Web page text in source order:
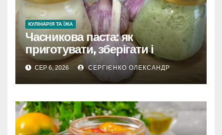
КУЛІНАРІЯ ТА ЇЖА
Часникова паста: як
приготувати, зберігати і
розкрити весь смак
СЕР 6, 2026 СЕРГІЄНКО ОЛЕКСАНДР